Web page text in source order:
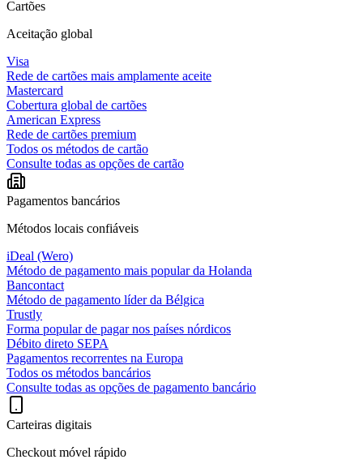
Cartões
Aceitação global
Visa
Rede de cartões mais amplamente aceite
Mastercard
Cobertura global de cartões
American Express
Rede de cartões premium
Todos os métodos de cartão
Consulte todas as opções de cartão
Pagamentos bancários
Métodos locais confiáveis
iDeal (Wero)
Método de pagamento mais popular da Holanda
Bancontact
Método de pagamento líder da Bélgica
Trustly
Forma popular de pagar nos países nórdicos
Débito direto SEPA
Pagamentos recorrentes na Europa
Todos os métodos bancários
Consulte todas as opções de pagamento bancário
Carteiras digitais
Checkout móvel rápido